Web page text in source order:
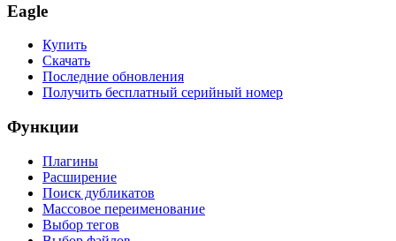
Eagle
Купить
Скачать
Последние обновления
Получить бесплатный серийный номер
Функции
Плагины
Расширение
Поиск дубликатов
Массовое переименование
Выбор тегов